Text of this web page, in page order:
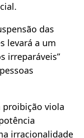
das
levará a um
irreparáveis”
proibição viola
irracionalidade